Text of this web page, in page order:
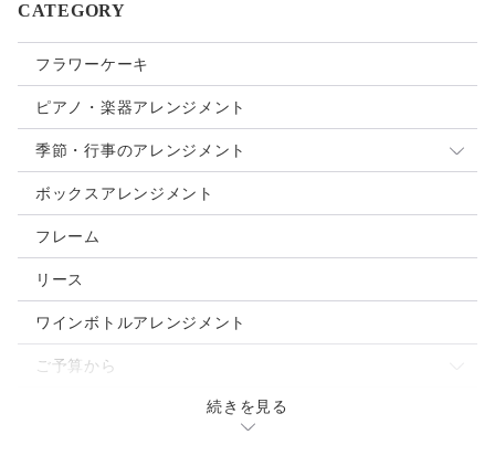
CATEGORY
フラワーケーキ
ピアノ・楽器アレンジメント
季節・行事のアレンジメント
母の日
クリスマス
お正月
ご入学・ご卒業
お誕生日
ボックスアレンジメント
フレーム
リース
ワインボトルアレンジメント
ご予算から
続きを見る